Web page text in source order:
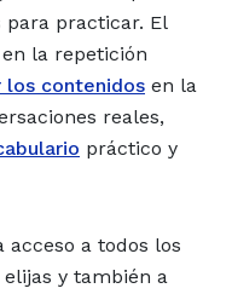
para practicar. El
la repetición
los contenidos en la
reales,
práctico y
a todos los
y también a